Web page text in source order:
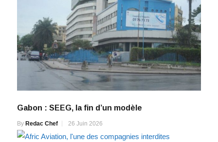
Gabon : SEEG, la fin d’un modèle
By Redac Chef 26 Juin 2026